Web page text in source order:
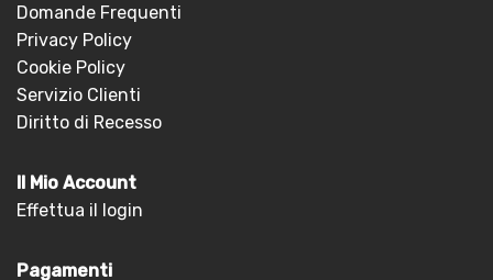
Domande Frequenti
Privacy Policy
Cookie Policy
Servizio Clienti
Diritto di Recesso
Il Mio Account
Effettua il login
Pagamenti